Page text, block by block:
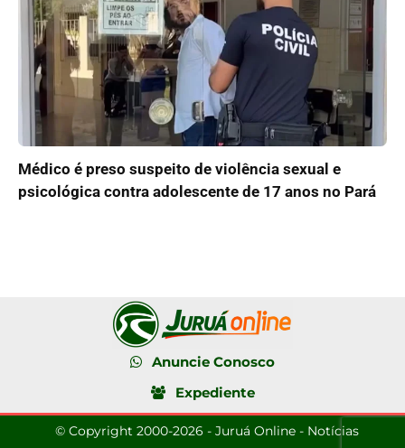
Médico é preso suspeito de violência sexual e
psicológica contra adolescente de 17 anos no Pará
Anuncie Conosco
Expediente
© Copyright 2000-2026 - Juruá Online - Notícias